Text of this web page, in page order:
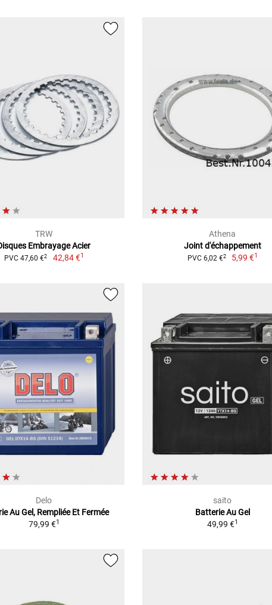
TRW
Embrayage Acier
PVC 47,60 €2 42,84 €1
Athena
Joint d'échappement
PVC 6,02 €2 5,99 €1
Delo
Au Gel, Rempliée Et Fermée
79,99 €1
saito
Batterie Au Gel
49,99 €1